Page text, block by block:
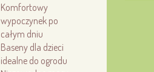
Komfortowy
wypoczynek po
całym dniu
Baseny dla dzieci
idealne do ogrodu